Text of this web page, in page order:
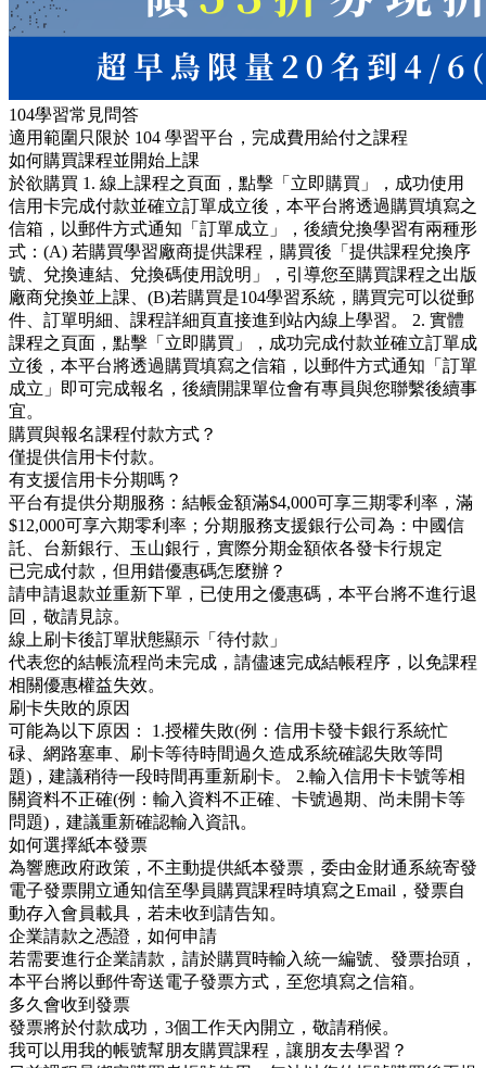
104學習常見問答
適用範圍只限於 104 學習平台，完成費用給付之課程
如何購買課程並開始上課
於欲購買 1. 線上課程之頁面，點擊「立即購買」，成功使用
信用卡完成付款並確立訂單成立後，本平台將透過購買填寫之
信箱，以郵件方式通知「訂單成立」，後續兌換學習有兩種形
式：(A) 若購買學習廠商提供課程，購買後「提供課程兌換序
號、兌換連結、兌換碼使用說明」，引導您至購買課程之出版
廠商兌換並上課、(B)若購買是104學習系統，購買完可以從郵
件、訂單明細、課程詳細頁直接進到站內線上學習。 2. 實體
課程之頁面，點擊「立即購買」，成功完成付款並確立訂單成
立後，本平台將透過購買填寫之信箱，以郵件方式通知「訂單
成立」即可完成報名，後續開課單位會有專員與您聯繫後續事
宜。
購買與報名課程付款方式？
僅提供信用卡付款。
有支援信用卡分期嗎？
平台有提供分期服務：結帳金額滿$4,000可享三期零利率，滿
$12,000可享六期零利率；分期服務支援銀行公司為：中國信
託、台新銀行、玉山銀行，實際分期金額依各發卡行規定
已完成付款，但用錯優惠碼怎麼辦？
請申請退款並重新下單，已使用之優惠碼，本平台將不進行退
回，敬請見諒。
線上刷卡後訂單狀態顯示「待付款」
代表您的結帳流程尚未完成，請儘速完成結帳程序，以免課程
相關優惠權益失效。
刷卡失敗的原因
可能為以下原因： 1.授權失敗(例：信用卡發卡銀行系統忙
碌、網路塞車、刷卡等待時間過久造成系統確認失敗等問
題)，建議稍待一段時間再重新刷卡。 2.輸入信用卡卡號等相
關資料不正確(例：輸入資料不正確、卡號過期、尚未開卡等
問題)，建議重新確認輸入資訊。
如何選擇紙本發票
為響應政府政策，不主動提供紙本發票，委由金財通系統寄發
電子發票開立通知信至學員購買課程時填寫之Email，發票自
動存入會員載具，若未收到請告知。
企業請款之憑證，如何申請
若需要進行企業請款，請於購買時輸入統一編號、發票抬頭，
本平台將以郵件寄送電子發票方式，至您填寫之信箱。
多久會收到發票
發票將於付款成功，3個工作天內開立，敬請稍候。
我可以用我的帳號幫朋友購買課程，讓朋友去學習？